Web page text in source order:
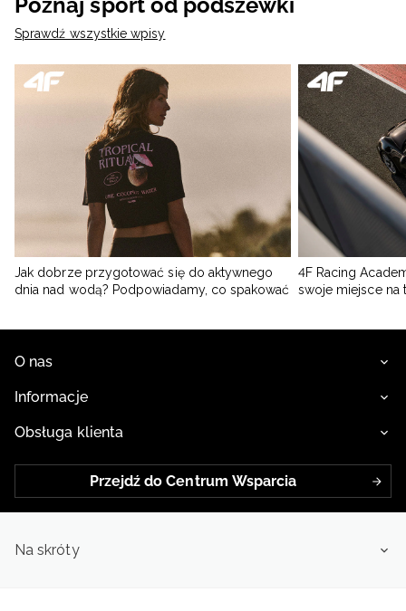
Sprawdź wszystkie wpisy
Jak dobrze przygotować się do aktywnego
dnia nad wodą? Podpowiadamy, co spakować
4F Racing
swoje miejsce na
O nas
Informacje
Obsługa klienta
Przejdź do Centrum Wsparcia
Na skróty